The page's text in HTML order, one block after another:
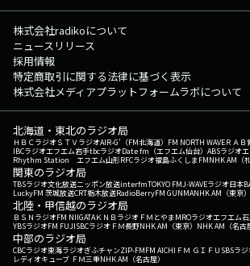
株式会社radikoについて
ニュースリリース
採用情報
特定商取引に関する法律に基づく表示
株式会社メディアプラットフォームラボについて
北海道・東北のラジオ局
ＨＢＣラジオＳＴＶラジオAIR-G'（FM北海道） FM NORTH WAVEＲＡＢ
IBCラジオエフエム岩手tbcラジオDate fm（エフエム仙台） ABSラジオ
Rhythm Station エフエム山形RFCラジオ福島ふくしまFMNHK AM（札
関東のラジオ局
TBSラジオ文化放送ニッポン放送interfmTOKYO FMJ-WAVEラジオ日本
LuckyFM 茨城放送CRT栃木放送RadioBerryFM GUNMANHK AM（東京）
北陸・甲信越のラジオ局
ＢＳＮラジオFM NIIGATAＫＮＢラジオ ＦＭとやまMROラジオエフエム石
YBSラジオFM FUJISBCラジオ ＦＭ長野NHK AM（東京） NHK AM（名古
中部のラジオ局
CBCラジオ東海ラジオぎふチャンZIP-FMFM AICHI ＦＭ ＧＩＦＵ SBSラ
レディオキューブ ＦＭ三重NHK AM（名古屋）